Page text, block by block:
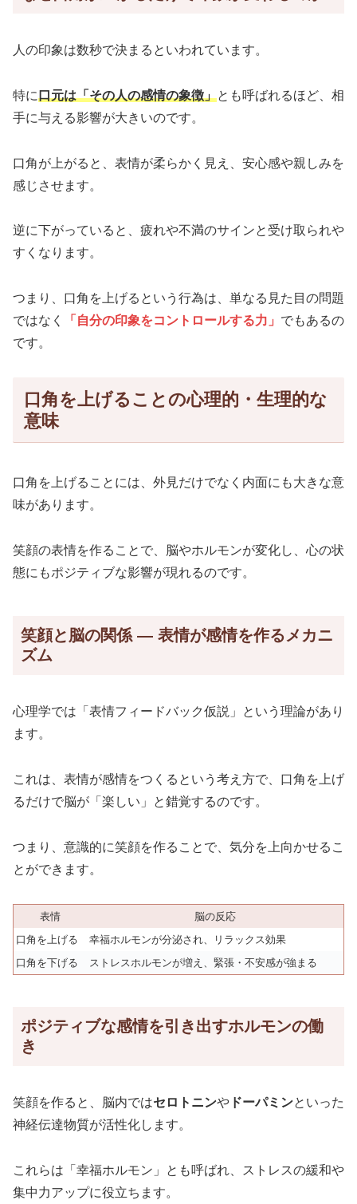
人の印象は数秒で決まるといわれています。
特に口元は「その人の感情の象徴」とも呼ばれるほど、相
手に与える影響が大きいのです。
口角が上がると、表情が柔らかく見え、安心感や親しみを
感じさせます。
逆に下がっていると、疲れや不満のサインと受け取られや
すくなります。
つまり、口角を上げるという行為は、単なる見た目の問題
ではなく
「自分の印象をコントロールする力」 でもあるの
です。
口角を上げることの心理的・生理的な
意味
口角を上げることには、外見だけでなく内面にも大きな意
味があります。
笑顔の表情を作ることで、脳やホルモンが変化し、心の状
態にもポジティブな影響が現れるのです。
笑顔と脳の関係 ― 表情が感情を作るメカニ
ズム
心理学では「表情フィードバック仮説」という理論があり
ます。
これは、表情が感情をつくるという考え方で、口角を上げ
るだけで脳が「楽しい」と錯覚するのです。
つまり、意識的に笑顔を作ることで、気分を上向かせるこ
とができます。
表情
脳の反応
口角を上げる
幸福ホルモンが分泌され、リラックス効果
口角を下げる
ストレスホルモンが増え、緊張・不安感が強まる
ポジティブな感情を引き出すホルモンの働
き
笑顔を作ると、脳内ではセロトニンや ドーパミンといった
神経伝達物質が活性化します。
これらは「幸福ホルモン」とも呼ばれ、ストレスの緩和や
集中力アップに役立ちます。